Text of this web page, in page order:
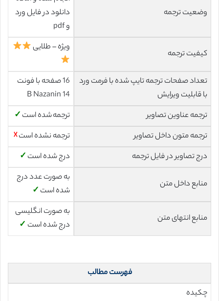
وضعیت ترجمه
دانلود در فایل ورد
و pdf
کیفیت ترجمه
ویژه – طلایی
تعداد صفحات ترجمه تایپ شده با فرمت ورد
با قابلیت ویرایش
16 صفحه با فونت
14 B Nazanin
ترجمه عناوین تصاویر
ترجمه شده است ✓
ترجمه متون داخل تصاویر
ترجمه نشده است☓
درج تصاویر در فایل ترجمه
درج شده است ✓
منابع داخل متن
به صورت عدد درج
شده است ✓
منابع انتهای متن
به صورت انگلیسی
درج شده است ✓
فهرست مطالب
چکیده